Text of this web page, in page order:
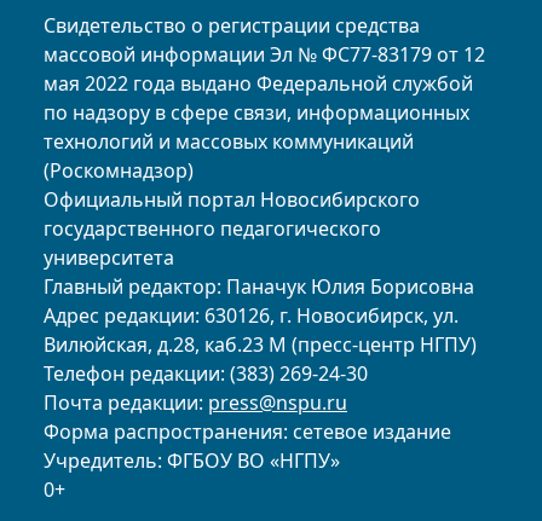
Свидетельство о регистрации средства
массовой информации Эл № ФС77-83179 от 12
мая 2022 года выдано Федеральной службой
по надзору в сфере связи, информационных
технологий и массовых коммуникаций
(Роскомнадзор)
Официальный портал Новосибирского
государственного педагогического
университета
Главный редактор: Паначук Юлия Борисовна
Адрес редакции: 630126, г. Новосибирск, ул.
Вилюйская, д.28, каб.23 М (пресс-центр НГПУ)
Телефон редакции: (383) 269-24-30
Почта редакции: press@nspu.ru
Форма распространения: сетевое издание
Учредитель: ФГБОУ ВО «НГПУ»
0+